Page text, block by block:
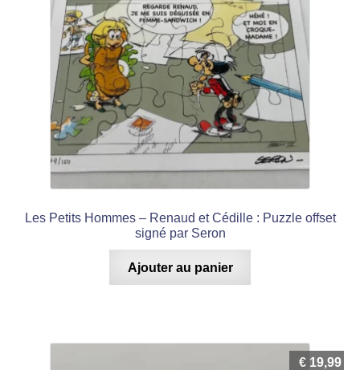
Les Petits Hommes – Renaud et Cédille : Puzzle offset
signé par Seron
Ajouter au panier
€ 19,99